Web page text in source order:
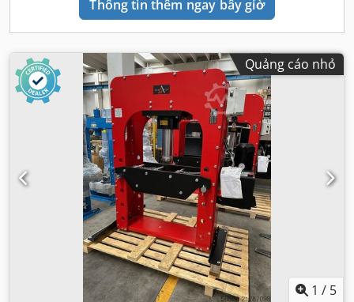
Thông tin thêm ngay bây giờ
Quảng cáo nhỏ
1 / 5